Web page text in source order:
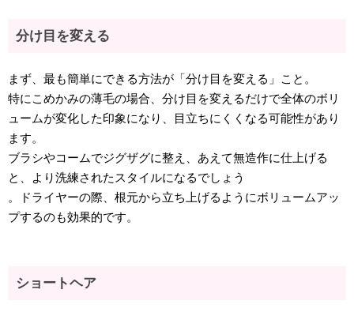
分け目を変える
まず、最も簡単にできる方法が「分け目を変える」こと。
特にこめかみの薄毛の場合、分け目を変えるだけで全体のボリ
ュームが変化した印象になり、目立ちにくくなる可能性があり
ます。
ブラシやコームでジグザグに整え、あえて無造作に仕上げる
と、より洗練されたスタイルになるでしょう
。ドライヤーの際、根元から立ち上げるようにボリュームアッ
プするのも効果的です。
ショートヘア